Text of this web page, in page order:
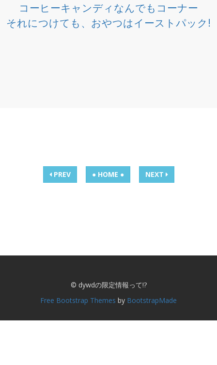
コーヒーキャンディなんでもコーナー
それにつけても、おやつはイーストパック!
PREV ● HOME ● NEXT
© dywdの限定情報って!?
Free Bootstrap Themes by BootstrapMade